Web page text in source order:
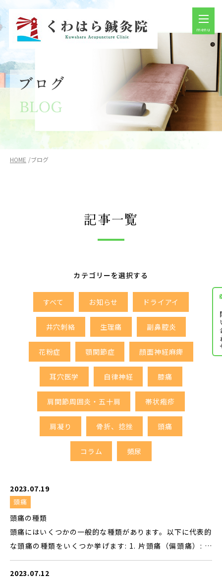
menu
お
HOME ブログ
記事一覧
カテゴリーを選択する
すべて お知らせ ドライアイ
井穴刺絡 生理痛 副鼻腔炎
花粉症 顎関節症 顔面神経麻痺
耳穴医学 自律神経 膝痛
肩関節周囲炎・五十肩 帯状疱疹
肩凝り 骨折、捻挫 頭痛
コラム 頻尿
2023.07.19
頭痛
頭痛の種類
頭痛にはいくつかの一般的な種類があります。以下に代表的
な頭痛の種類をいくつか挙げます: 1. 片頭痛（偏頭痛）: 頭
の片側に局所化する激しい頭痛を特徴とします。吐き気、嘔
吐、光や音に対する過敏などの症状も現れることがありま
2023.07.12